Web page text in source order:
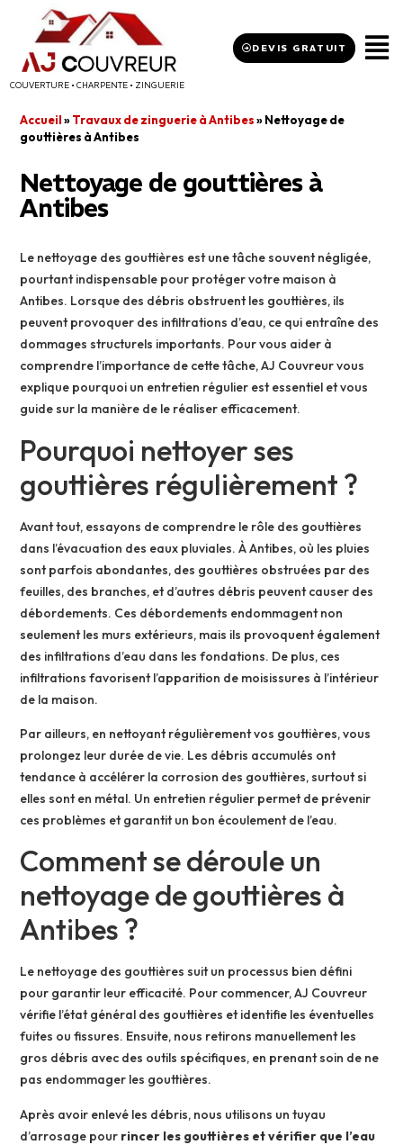
COUVERTURE • CHARPENTE • ZINGUERIE
DEVIS GRATUIT
Accueil»Travaux de zinguerie à Antibes»Nettoyage de
gouttières à Antibes
Nettoyage de gouttières à
Antibes
Le nettoyage des gouttières est une tâche souvent négligée,
pourtant indispensable pour protéger votre maison à
Antibes. Lorsque des débris obstruent les gouttières, ils
peuvent provoquer des infiltrations d’eau, ce qui entraîne des
dommages structurels importants. Pour vous aider à
comprendre l’importance de cette tâche, AJ Couvreur vous
explique pourquoi un entretien régulier est essentiel et vous
guide sur la manière de le réaliser efficacement.
Pourquoi nettoyer ses
gouttières régulièrement ?
Avant tout, essayons de comprendre le rôle des gouttières
dans l’évacuation des eaux pluviales. À Antibes, où les pluies
sont parfois abondantes, des gouttières obstruées par des
feuilles, des branches, et d’autres débris peuvent causer des
débordements. Ces débordements endommagent non
seulement les murs extérieurs, mais ils provoquent également
des infiltrations d’eau dans les fondations. De plus, ces
infiltrations favorisent l’apparition de moisissures à l’intérieur
de la maison.
Par ailleurs, en nettoyant régulièrement vos gouttières, vous
prolongez leur durée de vie. Les débris accumulés ont
tendance à accélérer la corrosion des gouttières, surtout si
elles sont en métal. Un entretien régulier permet de prévenir
ces problèmes et garantit un bon écoulement de l’eau.
Comment se déroule un
nettoyage de gouttières à
Antibes ?
Le nettoyage des gouttières suit un processus bien défini
pour garantir leur efficacité. Pour commencer, AJ Couvreur
vérifie l’état général des gouttières et identifie les éventuelles
fuites ou fissures. Ensuite, nous retirons manuellement les
gros débris avec des outils spécifiques, en prenant soin de ne
pas endommager les gouttières.
Après avoir enlevé les débris, nous utilisons un tuyau
d’arrosage pour rincer les gouttières et vérifier que l’eau